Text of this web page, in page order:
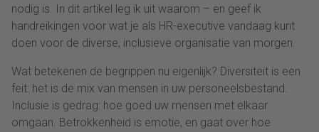
nodig is. In dit artikel leg ik uit waarom – en geef ik
handreikingen voor wat je als HR-executive vandaag kunt
doen voor de diverse, inclusieve organisatie van morgen.
Wat betekenen de begrippen nu eigenlijk? Diversiteit is een
feit: het is de mix van mensen in uw personeelsbestand.
Inclusie is gedrag: hoe goed uw mensen met elkaar
omgaan. Betrokkenheid is emotie, en gaat over hoe